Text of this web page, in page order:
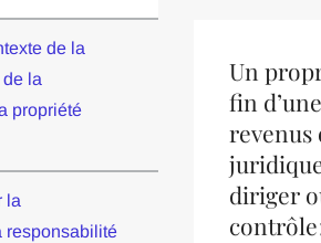
de la
de la
propriété
la
responsabilité
Un
fin
revenus
diriger
contrôle